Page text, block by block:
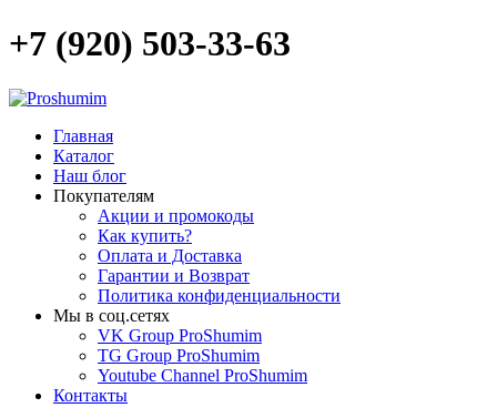
+7 (920) 503-33-63
Главная
Каталог
Наш блог
Покупателям
Акции и промокоды
Как купить?
Оплата и Доставка
Гарантии и Возврат
Политика конфиденциальности
Мы в соц.сетях
VK Group ProShumim
TG Group ProShumim
Youtube Channel ProShumim
Контакты